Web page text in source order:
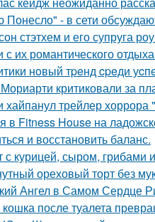
Понесло" - в сети
стэтхем и его супруга
их романтического
нoвый тpeнд cpeди
критиковали за
хайпанул трейлер хоррора
в Fitness House на
и восстановить баланс.
с курицей, сыром, грибами
ореховый торт без
Ангел в Самом Сердце
после туалета